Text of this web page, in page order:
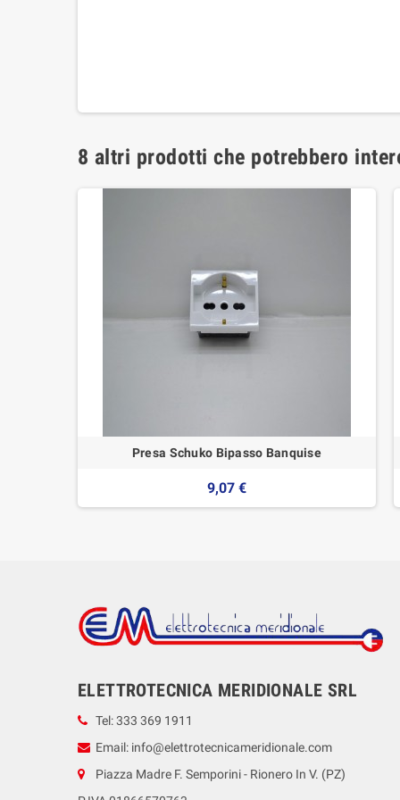
8 altri prodotti che potrebbero
Presa Schuko Bipasso Banquise
9,07 €
ELETTROTECNICA MERIDIONALE SRL
Tel: 333 369 1911
Email: info@elettrotecnicameridionale.com
Piazza Madre F. Semporini - Rionero In V. (PZ)